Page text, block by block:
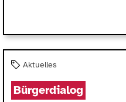
Aktuelles
Bürgerdialog